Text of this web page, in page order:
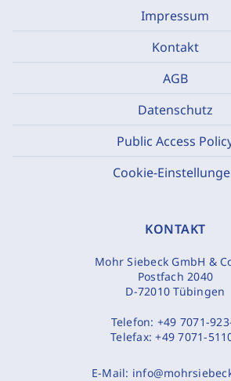
Impressum
Kontakt
AGB
Datenschutz
Public Access
Cookie-
KONTAKT
Mohr Siebeck GmbH &
Postfach 2040
D-72010 Tübingen
Telefon: +49 7071-
Telefax:+49 7071-
E-Mail: